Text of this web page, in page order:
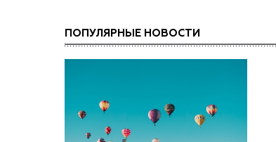
ПОПУЛЯРНЫЕ НОВОСТИ